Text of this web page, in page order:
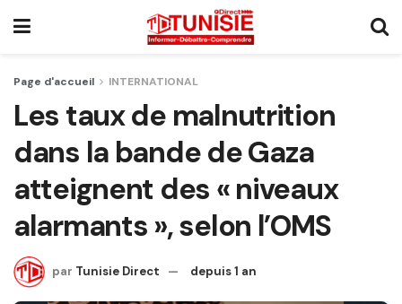
Page d'accueil INTERNATIONAL
Les taux de malnutrition
dans la bande de Gaza
atteignent des « niveaux
alarmants », selon l’OMS
par Tunisie Direct depuis 1 an